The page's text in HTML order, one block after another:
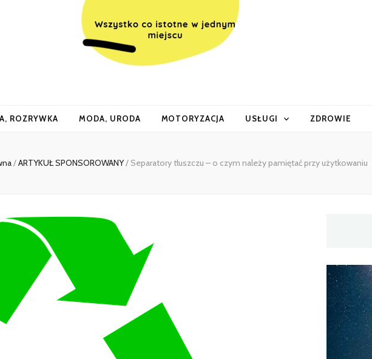
ROZRYWKA MODA, URODA MOTORYZACJA USŁUGI ZDROWIE
/ARTYKUŁ SPONSOROWANY/ Separatory tłuszczu – o czym należy pamiętać przy użytkowaniu